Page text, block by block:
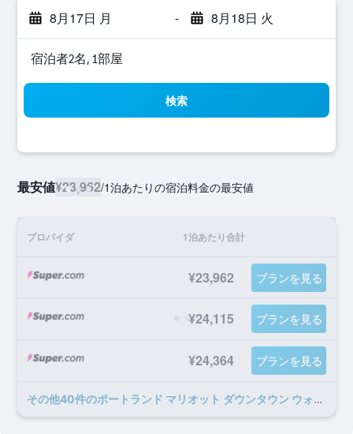
8月17日 月 - 8月18日 火
宿泊者2名, 1​部屋
検索
最安値¥23,962/1泊あたりの宿泊料金の最安値
プロバイダ 1泊あたり合計
¥23,962 プランを見る
¥24,115 プランを見る
¥24,364 プランを見る
​その他40​件のポートランド マリオット ダウンタウン ウォーターフロントのオファー